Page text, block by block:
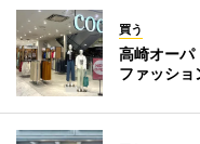
買う
高崎オー
ファッショ